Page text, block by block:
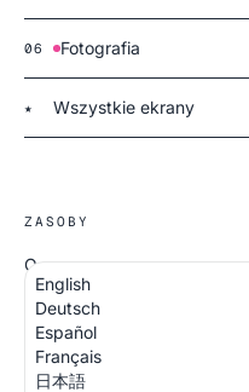
06 Fotografia
★ Wszystkie ekrany
ZASOBY
O nas
Wszystkie ekrany
English
Deutsch
Español
Français
日本語